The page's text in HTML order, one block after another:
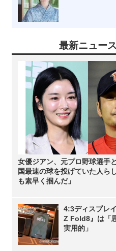
最新ニュース
女優ジアン、元プロ野球選手
国最速の球を投げていた人ら
も素早く掴んだ」
4:3ディスプレ
Z Fold8』は「
実用的」